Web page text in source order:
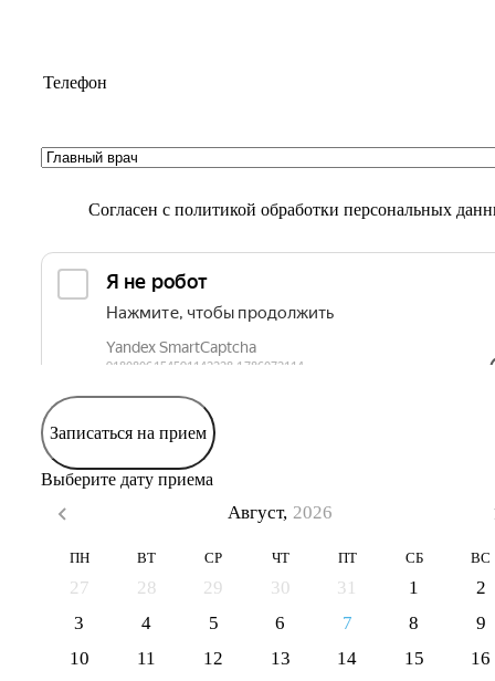
Согласен с политикой обработки персональных
Записаться на прием
Выберите дату приема
Август, 2026
ПН ВТ СР ЧТ ПТ СБ ВС
27 28 29 30 31 1
2
3
4 5 6 7 8
9
10
11 12 13 14 15
16